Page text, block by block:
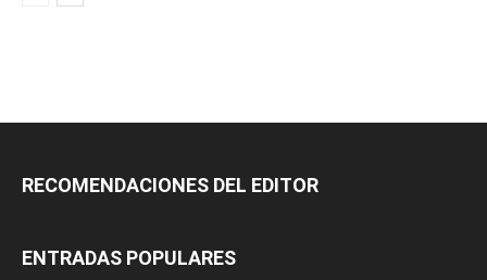
RECOMENDACIONES DEL EDITOR
ENTRADAS POPULARES